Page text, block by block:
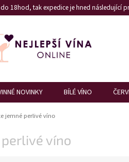
18hod, tak expedice je hned následující
NOVINKY BÍLÉ VÍNO
jemné perlivé víno
víno